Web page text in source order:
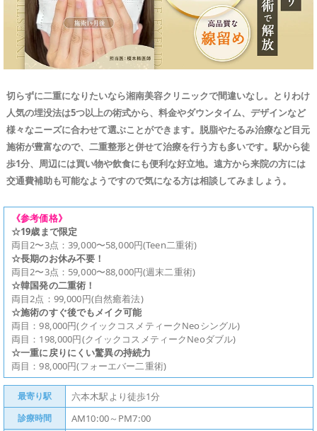
切らずに二重になりたいなら湘南美容クリニックで間違いなし。とりわけ
人気の埋没法は5つ以上の術式から、料金やダウンタイム、デザインなど
様々なニーズに合わせて選ぶことができます。脱脂やたるみ治療など目元
施術が豊富なので、二重整形と併せて治療を行う方も多いです。駅から徒
歩1分、周辺には買い物や飲食にも便利な好立地。遠方から来院の方には
交通費補助も可能なようですので気になる方は相談してみましょう。
《参考価格》
☆19歳まで限定
両目2〜3点：39,000〜58,000円(Teen二重術)
☆長期のお休み不要！
両目2〜3点：59,000〜88,000円(週末二重術)
☆韓国発の二重術！
両目2点：99,000円(自然癒着法)
☆施術のすぐ後でもメイク可能
両目：98,000円(クイックコスメティークNeoシングル)
両目：198,000円(クイックコスメティークNeoダブル)
☆一重に戻りにくい驚異の持続力
両目：98,000円(フォーエバー二重術)
最寄り駅 六本木駅より徒歩1分
診療時間 AM10:00～PM7:00